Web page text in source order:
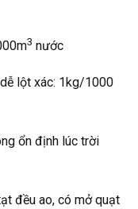
3 nước
lột xác: 1kg/1000
ổn định lúc trời
đều ao, có mở quạt